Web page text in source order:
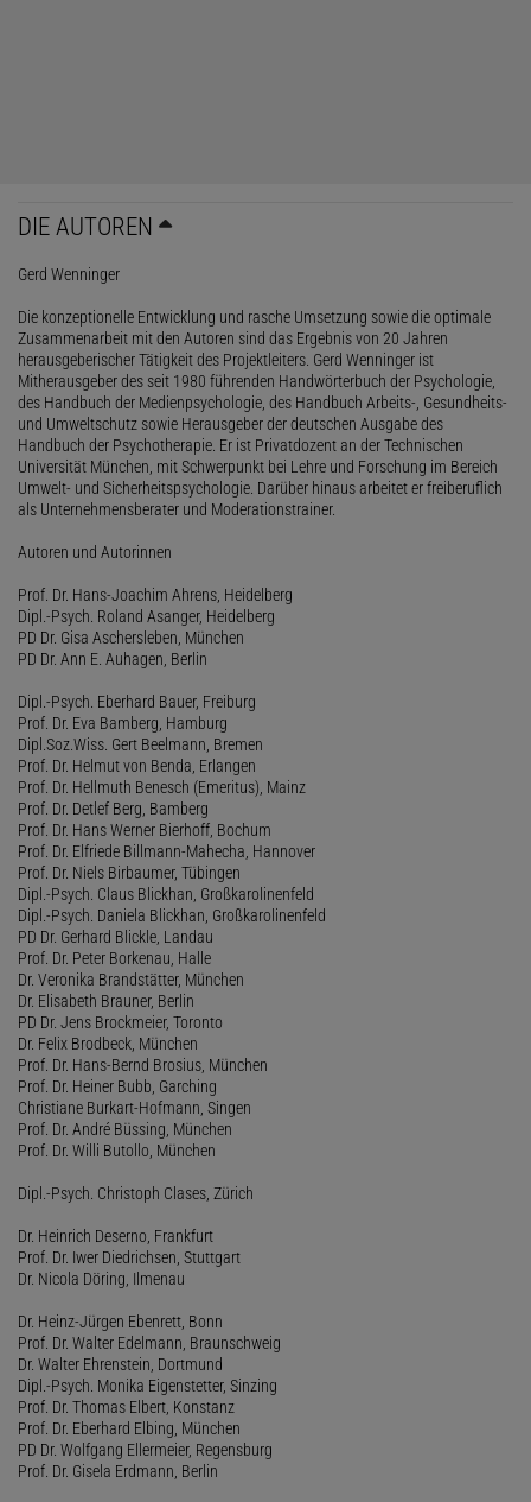
DIE AUTOREN
Gerd Wenninger
Die konzeptionelle Entwicklung und rasche Umsetzung sowie die optimale
Zusammenarbeit mit den Autoren sind das Ergebnis von 20 Jahren
herausgeberischer Tätigkeit des Projektleiters. Gerd Wenninger ist
Mitherausgeber des seit 1980 führenden Handwörterbuch der Psychologie,
des Handbuch der Medienpsychologie, des Handbuch Arbeits-, Gesundheits-
und Umweltschutz sowie Herausgeber der deutschen Ausgabe des
Handbuch der Psychotherapie. Er ist Privatdozent an der Technischen
Universität München, mit Schwerpunkt bei Lehre und Forschung im Bereich
Umwelt- und Sicherheitspsychologie. Darüber hinaus arbeitet er freiberuflich
als Unternehmensberater und Moderationstrainer.
Autoren und Autorinnen
Prof. Dr. Hans-Joachim Ahrens, Heidelberg
Dipl.-Psych. Roland Asanger, Heidelberg
PD Dr. Gisa Aschersleben, München
PD Dr. Ann E. Auhagen, Berlin
Dipl.-Psych. Eberhard Bauer, Freiburg
Prof. Dr. Eva Bamberg, Hamburg
Dipl.Soz.Wiss. Gert Beelmann, Bremen
Prof. Dr. Helmut von Benda, Erlangen
Prof. Dr. Hellmuth Benesch (Emeritus), Mainz
Prof. Dr. Detlef Berg, Bamberg
Prof. Dr. Hans Werner Bierhoff, Bochum
Prof. Dr. Elfriede Billmann-Mahecha, Hannover
Prof. Dr. Niels Birbaumer, Tübingen
Dipl.-Psych. Claus Blickhan, Großkarolinenfeld
Dipl.-Psych. Daniela Blickhan, Großkarolinenfeld
PD Dr. Gerhard Blickle, Landau
Prof. Dr. Peter Borkenau, Halle
Dr. Veronika Brandstätter, München
Dr. Elisabeth Brauner, Berlin
PD Dr. Jens Brockmeier, Toronto
Dr. Felix Brodbeck, München
Prof. Dr. Hans-Bernd Brosius, München
Prof. Dr. Heiner Bubb, Garching
Christiane Burkart-Hofmann, Singen
Prof. Dr. André Büssing, München
Prof. Dr. Willi Butollo, München
Dipl.-Psych. Christoph Clases, Zürich
Dr. Heinrich Deserno, Frankfurt
Prof. Dr. Iwer Diedrichsen, Stuttgart
Dr. Nicola Döring, Ilmenau
Dr. Heinz-Jürgen Ebenrett, Bonn
Prof. Dr. Walter Edelmann, Braunschweig
Dr. Walter Ehrenstein, Dortmund
Dipl.-Psych. Monika Eigenstetter, Sinzing
Prof. Dr. Thomas Elbert, Konstanz
Prof. Dr. Eberhard Elbing, München
PD Dr. Wolfgang Ellermeier, Regensburg
Prof. Dr. Gisela Erdmann, Berlin